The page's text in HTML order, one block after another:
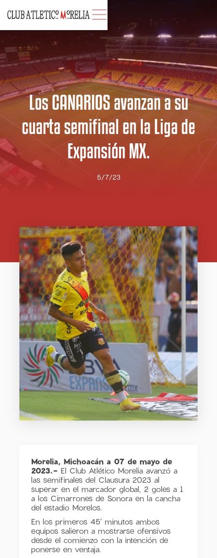
Los CANARIOS avanzan a su
cuarta semifinal en la Liga de
Expansión MX.
5/7/23
Morelia, Michoacán a 07 de mayo de
2023.- El Club Atlético Morelia avanzó a
las semifinales del Clausura 2023 al
superar en el marcador global, 2 goles a 1
a los Cimarrones de Sonora en la cancha
del estadio Morelos.
En los primeros 45' minutos ambos
equipos salieron a mostrarse ofensivos
desde el comienzo con la intención de
ponerse en ventaja.